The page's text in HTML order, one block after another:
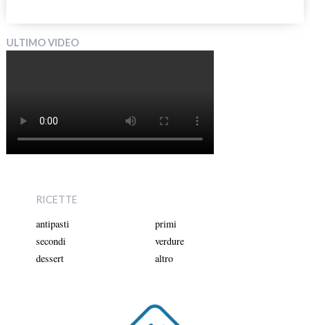
ULTIMO VIDEO
RICETTE
antipasti
primi
secondi
verdure
dessert
altro